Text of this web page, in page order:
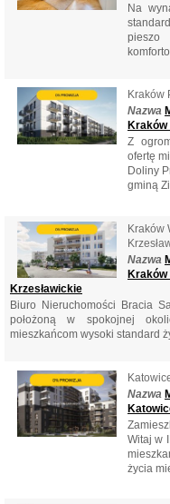
Na
Kraków
Nazwa
Kraków
Z
ofertę
Doliny
gminą
Kraków
Nazwa
Kraków
Krzesławickie
Biuro Nieruchomości Bracia
położoną w spokojnej
mieszkańcom wysoki standard
Nazwa
Witaj w
życia